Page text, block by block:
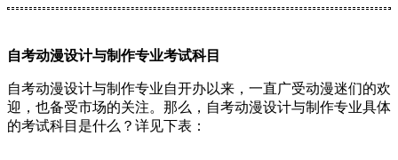
自考动漫设计与制作专业考试科目
自考动漫设计与制作专业自开办以来，一直广受动漫迷们的欢
迎，也备受市场的关注。那么，自考动漫设计与制作专业具体
的考试科目是什么？详见下表：